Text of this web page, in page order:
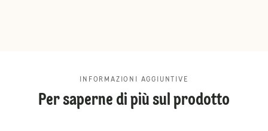
INFORMAZIONI AGGIUNTIVE
Per saperne di più sul prodotto